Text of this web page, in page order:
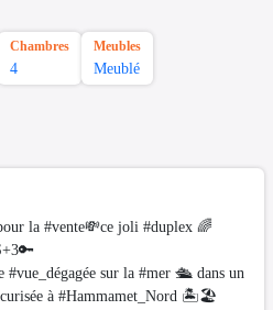
Chambres
4
Meubles
Meublé
la #vente💸ce joli #duplex 🌈
#vue_dégagée sur la #mer 🛳 dans un
à #Hammamet_Nord 🏝🏖